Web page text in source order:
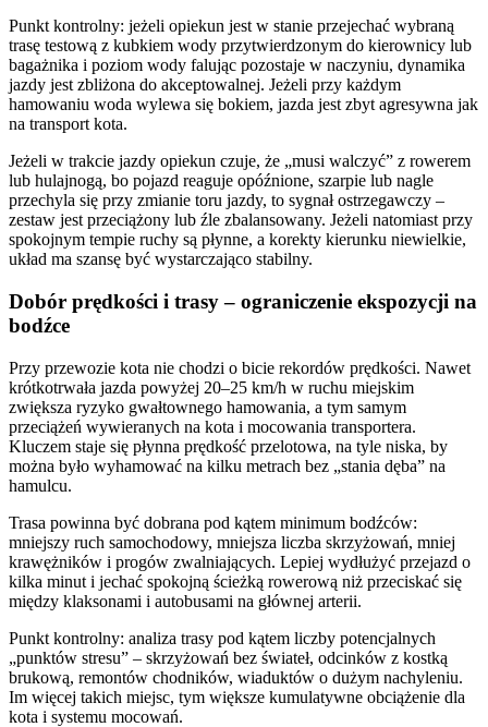
Punkt kontrolny: jeżeli opiekun jest w stanie przejechać wybraną
trasę testową z kubkiem wody przytwierdzonym do kierownicy lub
bagażnika i poziom wody falując pozostaje w naczyniu, dynamika
jazdy jest zbliżona do akceptowalnej. Jeżeli przy każdym
hamowaniu woda wylewa się bokiem, jazda jest zbyt agresywna jak
na transport kota.
Jeżeli w trakcie jazdy opiekun czuje, że „musi walczyć” z rowerem
lub hulajnogą, bo pojazd reaguje opóźnione, szarpie lub nagle
przechyla się przy zmianie toru jazdy, to sygnał ostrzegawczy –
zestaw jest przeciążony lub źle zbalansowany. Jeżeli natomiast przy
spokojnym tempie ruchy są płynne, a korekty kierunku niewielkie,
układ ma szansę być wystarczająco stabilny.
Dobór prędkości i trasy – ograniczenie ekspozycji na
bodźce
Przy przewozie kota nie chodzi o bicie rekordów prędkości. Nawet
krótkotrwała jazda powyżej 20–25 km/h w ruchu miejskim
zwiększa ryzyko gwałtownego hamowania, a tym samym
przeciążeń wywieranych na kota i mocowania transportera.
Kluczem staje się płynna prędkość przelotowa, na tyle niska, by
można było wyhamować na kilku metrach bez „stania dęba” na
hamulcu.
Trasa powinna być dobrana pod kątem minimum bodźców:
mniejszy ruch samochodowy, mniejsza liczba skrzyżowań, mniej
krawężników i progów zwalniających. Lepiej wydłużyć przejazd o
kilka minut i jechać spokojną ścieżką rowerową niż przeciskać się
między klaksonami i autobusami na głównej arterii.
Punkt kontrolny: analiza trasy pod kątem liczby potencjalnych
„punktów stresu” – skrzyżowań bez świateł, odcinków z kostką
brukową, remontów chodników, wiaduktów o dużym nachyleniu.
Im więcej takich miejsc, tym większe kumulatywne obciążenie dla
kota i systemu mocowań.